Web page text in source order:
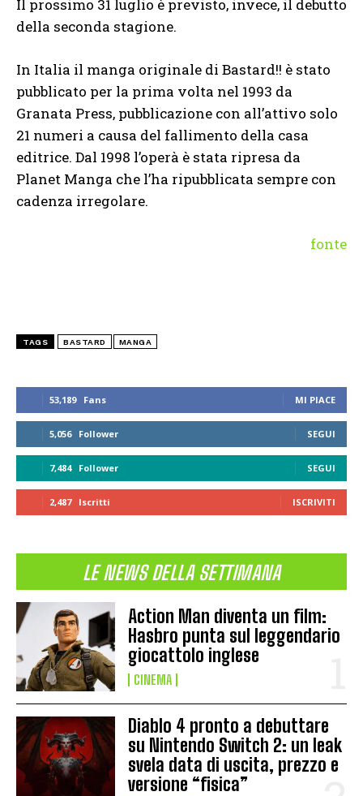
53,189 Fans MI PIACE
5,056 Follower SEGUI
7,484 Follower SEGUI
2,487 Iscritti ISCRIVITI
LE NEWS DELLA SETTIMANA
Action Man diventa un film:
Hasbro punta sul leggendario
giocattolo inglese
CINEMA
Diablo 4 pronto a debuttare
su Nintendo Switch 2: un leak
svela data di uscita, prezzo e
versione “fisica”
Il prossimo 31 luglio è previsto, invece, il debutto
della seconda stagione.
In Italia il manga originale di Bastard!! è stato
pubblicato per la prima volta nel 1993 da
Granata Press, pubblicazione con all’attivo solo
21 numeri a causa del fallimento della casa
editrice. Dal 1998 l’operà è stata ripresa da
Planet Manga che l’ha ripubblicata sempre con
cadenza irregolare.
fonte
TAGS BASTARD MANGA